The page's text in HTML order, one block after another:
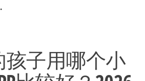
子用哪个小